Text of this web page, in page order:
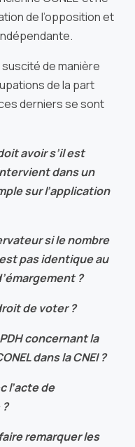
de l’opposition et
de manière
de la part
derniers se sont
avoir s’il est
dans un
sur l’application
si le nombre
pas identique au
?
de voter ?
concernant la
dans la CNEI ?
l’acte de
remarquer les